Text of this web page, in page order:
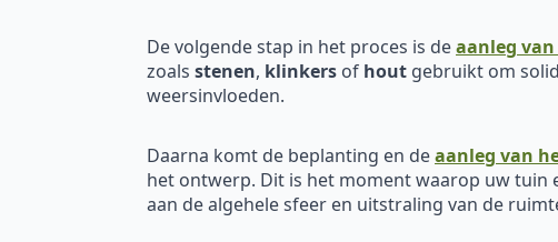
De volgende stap in het proces is deaanleg
zoals stenen, klinkers of hout gebruikt om
weersinvloeden.
Daarna komt de beplanting en deaanleg van
het ontwerp. Dit is het moment waarop uw tuin
aan de algehele sfeer en uitstraling van de